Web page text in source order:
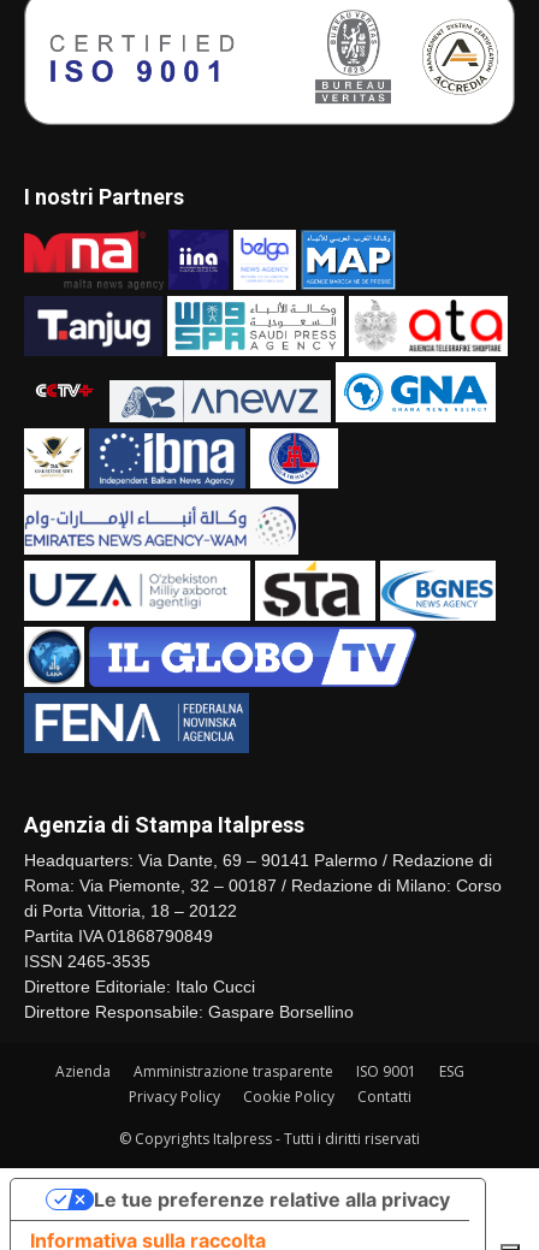
I nostri Partners
Agenzia di Stampa Italpress
Headquarters: Via Dante, 69 – 90141 Palermo / Redazione di
Roma: Via Piemonte, 32 – 00187 / Redazione di Milano: Corso
di Porta Vittoria, 18 – 20122
Partita IVA 01868790849
ISSN 2465-3535
Direttore Editoriale: Italo Cucci
Direttore Responsabile: Gaspare Borsellino
Azienda Amministrazione trasparente ISO 9001
ESG
Privacy Policy
Cookie Policy Contatti
© Copyrights Italpress - Tutti i diritti riservati
Informativa sulla raccolta
Le tue preferenze relative alla privacy